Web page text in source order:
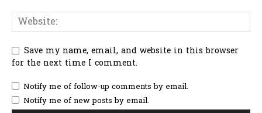
Save my name, email, and website in this browser
for the next time I comment.
Notify me of follow-up comments by email.
Notify me of new posts by email.